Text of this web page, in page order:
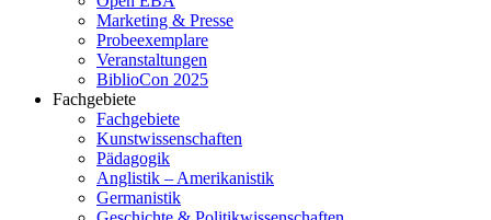
Marketing & Presse
Probeexemplare
Veranstaltungen
BiblioCon 2025
Fachgebiete
Fachgebiete
Kunstwissenschaften
Pädagogik
Anglistik – Amerikanistik
Germanistik